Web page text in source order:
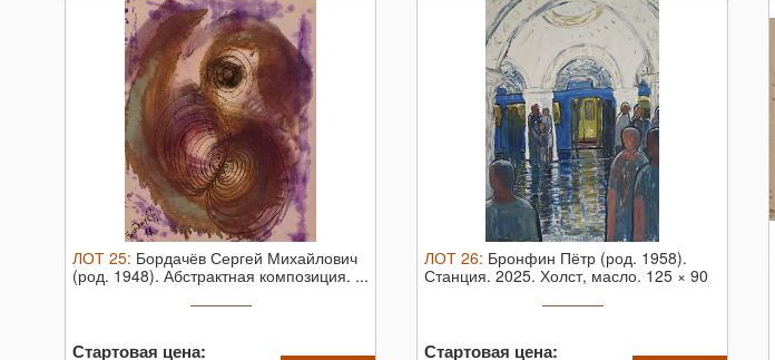
ЛОТ 25: Бордачёв Сергей Михайлович
(род. 1948). Абстрактная композиция. ...
Стартовая цена:
ЛОТ 26: Бронфин Пётр (род. 1958).
Станция. 2025. Холст, масло. 125 × 90
Стартовая цена: